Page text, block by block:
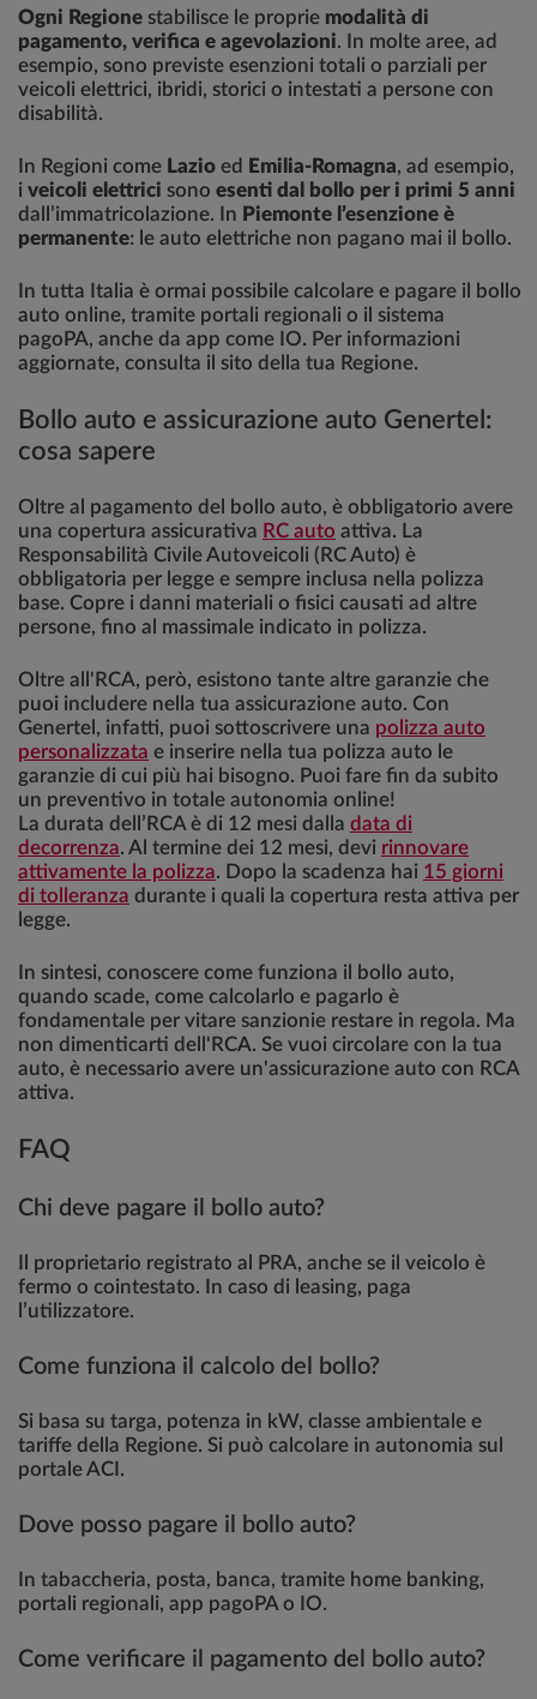
Ogni Regione stabilisce le proprie modalità di
pagamento, verifica e agevolazioni. In molte aree, ad
esempio, sono previste esenzioni totali o parziali per
veicoli elettrici, ibridi, storici o intestati a persone con
disabilità.
In Regioni come Lazio ed Emilia-Romagna, ad esempio,
i veicoli elettrici sono esenti dal bollo per i primi 5 anni
dall’immatricolazione. In Piemonte l’esenzione è
permanente: le auto elettriche non pagano mai il bollo.
In tutta Italia è ormai possibile calcolare e pagare il bollo
auto online, tramite portali regionali o il sistema
pagoPA, anche da app come IO. Per informazioni
aggiornate, consulta il sito della tua Regione.
Bollo auto e assicurazione auto Genertel:
cosa sapere
Oltre al pagamento del bollo auto, è obbligatorio avere
una copertura assicurativa RC auto attiva. La
Responsabilità Civile Autoveicoli (RC Auto) è
obbligatoria per legge e sempre inclusa nella polizza
base. Copre i danni materiali o fisici causati ad altre
persone, fino al massimale indicato in polizza.
Oltre all'RCA, però, esistono tante altre garanzie che
puoi includere nella tua assicurazione auto. Con
Genertel, infatti, puoi sottoscrivere una polizza auto
personalizzata e inserire nella tua polizza auto le
garanzie di cui più hai bisogno. Puoi fare fin da subito
un preventivo in totale autonomia online!
La durata dell’RCA è di 12 mesi dalla data di
decorrenza. Al termine dei 12 mesi, devi rinnovare
attivamente la polizza. Dopo la scadenza hai 15 giorni
di tolleranza durante i quali la copertura resta attiva per
legge.
In sintesi, conoscere come funziona il bollo auto,
quando scade, come calcolarlo e pagarlo è
fondamentale per vitare sanzionie restare in regola. Ma
non dimenticarti dell'RCA. Se vuoi circolare con la tua
auto, è necessario avere un'assicurazione auto con RCA
attiva.
FAQ
Chi deve pagare il bollo auto?
Il proprietario registrato al PRA, anche se il veicolo è
fermo o cointestato. In caso di leasing, paga
l’utilizzatore.
Come funziona il calcolo del bollo?
Si basa su targa, potenza in kW, classe ambientale e
tariffe della Regione. Si può calcolare in autonomia sul
portale ACI.
Dove posso pagare il bollo auto?
In tabaccheria, posta, banca, tramite home banking,
portali regionali, app pagoPA o IO.
Come verificare il pagamento del bollo auto?